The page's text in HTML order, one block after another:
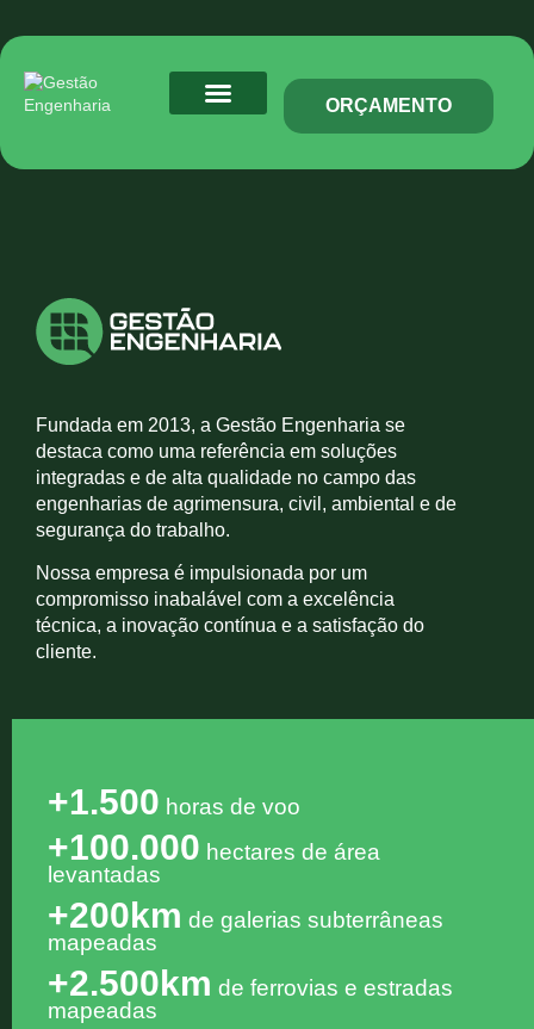
ORÇAMENTO
Fundada em 2013, a Gestão Engenharia se
destaca como uma referência em soluções
integradas e de alta qualidade no campo das
engenharias de agrimensura, civil, ambiental e de
segurança do trabalho.
Nossa empresa é impulsionada por um
compromisso inabalável com a excelência
técnica, a inovação contínua e a satisfação do
cliente.
+1.500 horas de voo
+100.000 hectares de área
levantadas
+200km de galerias subterrâneas
mapeadas
+2.500km de ferrovias e estradas
mapeadas